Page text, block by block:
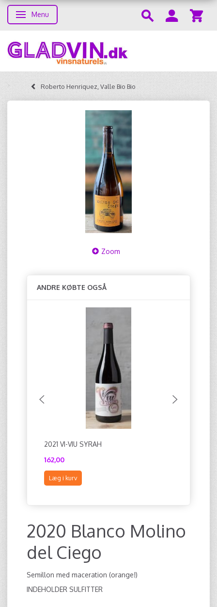
Skifte navigation
Menu
Roberto Henriquez, Valle Bio Bio
Zoom
ANDRE KØBTE OGSÅ
2021 VI-VIU SYRAH
162,00
Læg i kurv
2020
Læg i
2020 Blanco Molino
del Ciego
Semillon med maceration (orange!)
INDEHOLDER SULFITTER